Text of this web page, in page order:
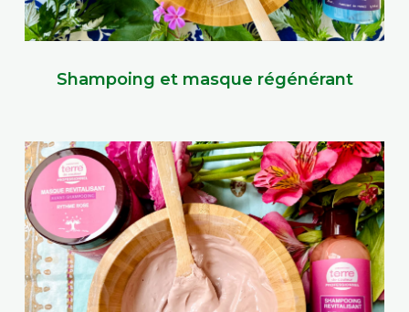
Shampoing et masque régénérant